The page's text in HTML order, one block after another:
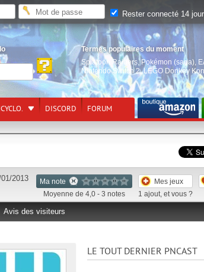
Termes populaires du moment
Splatoon Raiders, Pokémon (saga)
Nintendo Switch 2,LEGO Donkey
DISCORD FORUM
Ma note
Moyenne de 4,0 - 3 notes
Mes jeux
1 ajout, et vous ?
2013
Avis des visiteurs
LE TOUT DERNIER PNCAST
Rester connecté 14